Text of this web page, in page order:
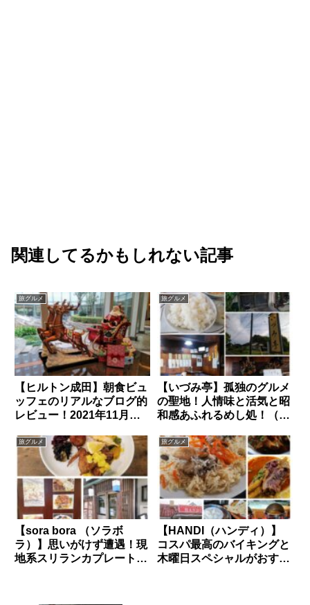
関連してるかもしれない記事
旅グルメ
【ヒルトン成田】朝食ビュ
ッフェのリアルなブログ的
レビュー！2021年11月版
旅グルメ
【いづみ亭】孤独のグルメ
の聖地！人情味と活気と昭
和感あふれるめし処！（千
旅グルメ
【sora bora （ソラボ
ラ）】思いがけず遭遇！現
地系スリランカプレート
旅グルメ
【HANDI（ハンディ）】
コスパ最高のバイキングと
木曜日スペシャルがおすす